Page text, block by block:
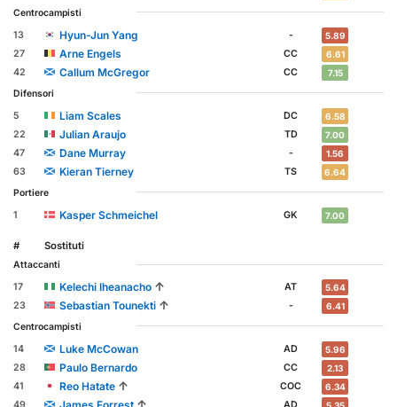
Centrocampisti
13
Hyun-Jun Yang - 5.89
27 Arne Engels CC 6.61
42 Callum McGregor CC 7.15
Difensori
5
Liam Scales DC 6.58
22 Julian Araujo TD 7.00
47 Dane Murray - 1.56
63 Kieran Tierney TS 6.64
Portiere
1
Kasper Schmeichel GK 7.00
# Sostituti
Attaccanti
17
Kelechi Iheanacho ↑ AT 5.64
23 Sebastian Tounekti ↑ - 6.41
Centrocampisti
14
Luke McCowan AD 5.96
28 Paulo Bernardo CC 2.13
41 Reo Hatate ↑ COC 6.34